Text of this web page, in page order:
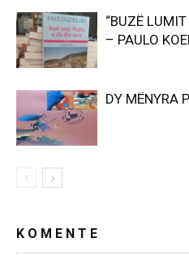
“BUZË
– PAULO
DY MËNYRA
K O M E N T E